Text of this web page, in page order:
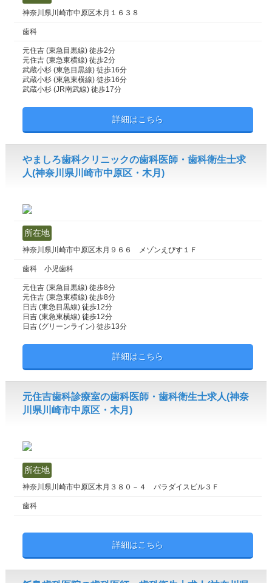
神奈川県川崎市中原区木月１６３８
歯科
元住吉 (東急目黒線) 徒歩2分
元住吉 (東急東横線) 徒歩2分
武蔵小杉 (東急目黒線) 徒歩16分
武蔵小杉 (東急東横線) 徒歩16分
武蔵小杉 (JR南武線) 徒歩17分
詳細はこちら
やましろ歯科クリニックの歯科医師・歯科衛生士求
人(神奈川県川崎市中原区・木月)
所在地
神奈川県川崎市中原区木月９６６ メゾンえびす１Ｆ
歯科 小児歯科
元住吉 (東急目黒線) 徒歩8分
元住吉 (東急東横線) 徒歩8分
日吉 (東急目黒線) 徒歩12分
日吉 (東急東横線) 徒歩12分
日吉 (グリーンライン) 徒歩13分
詳細はこちら
元住吉歯科診療室の歯科医師・歯科衛生士求人(神奈
川県川崎市中原区・木月)
所在地
神奈川県川崎市中原区木月３８０－４ パラダイスビル３Ｆ
歯科
詳細はこちら